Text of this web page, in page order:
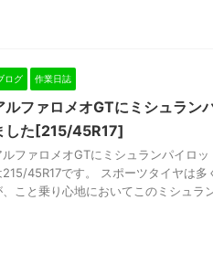
ログ 作業日誌
ルファロメオGTにミシュラン
した[215/45R17]
ルファロメオGTにミシュランパイロ
215/45R17です。 スポーツタイヤは
、こと乗り心地においてこのミシュラ